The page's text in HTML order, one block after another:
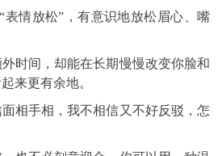
表情放松”，有意识地放松眉心、嘴
时间，却能在长期慢慢改变你脸和
来更有余地。
相手相，我不相信又不好反驳，怎